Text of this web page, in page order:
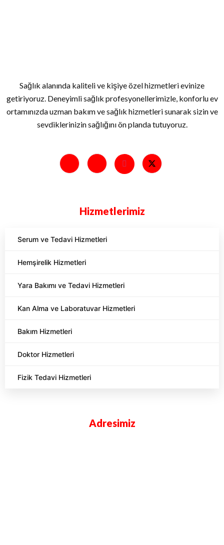
Sağlık alanında kaliteli ve kişiye özel hizmetleri evinize
getiriyoruz. Deneyimli sağlık profesyonellerimizle, konforlu ev
ortamınızda uzman bakım ve sağlık hizmetleri sunarak sizin ve
sevdiklerinizin sağlığını ön planda tutuyoruz.
Hizmetlerimiz
Serum ve Tedavi Hizmetleri
Hemşirelik Hizmetleri
Yara Bakımı ve Tedavi Hizmetleri
Kan Alma ve Laboratuvar Hizmetleri
Bakım Hizmetleri
Doktor Hizmetleri
Fizik Tedavi Hizmetleri
Adresimiz